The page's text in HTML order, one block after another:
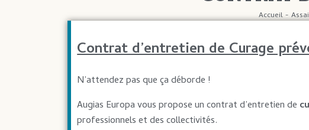
Accueil-
Contrat d’entretien de Curage
N’attendez pas que ça déborde !
Augias Europa vous propose un contrat d’entretien de
professionnels et des collectivités.